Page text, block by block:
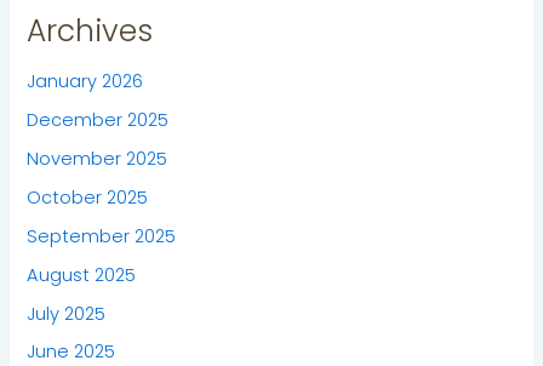
Archives
January 2026
December 2025
November 2025
October 2025
September 2025
August 2025
July 2025
June 2025